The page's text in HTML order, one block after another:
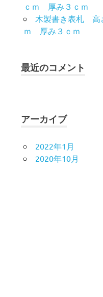
ｃｍ 厚み３ｃｍ
木製書き表札 高
ｍ 厚み３ｃｍ
最近のコメント
アーカイブ
2022年1月
2020年10月